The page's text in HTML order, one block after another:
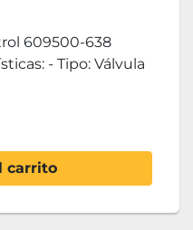
609500-638
- Tipo: Válvula
carrito